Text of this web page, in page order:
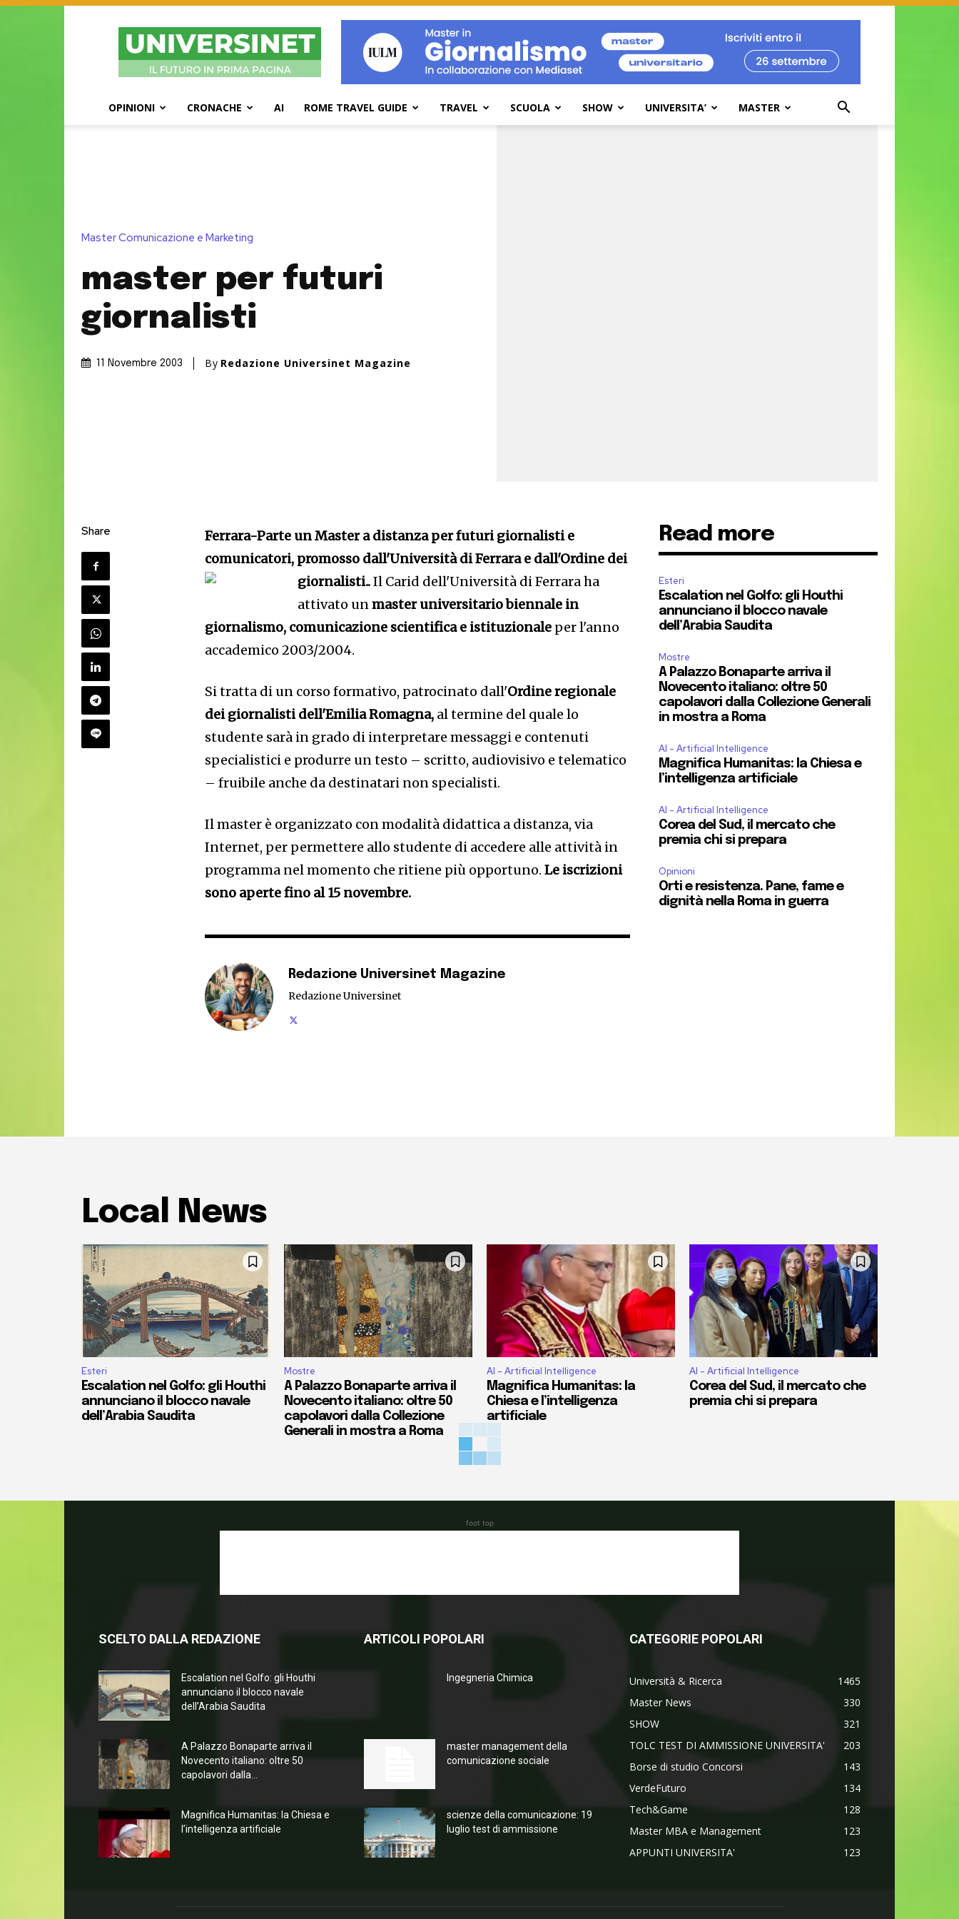
UniversiNet
Magazine
OPINIONI CRONACHE AI ROME TRAVEL GUIDE TRAVEL SCUOLA SHOW UNIVERSITA’ MASTER
Master Comunicazione e Marketing
master per futuri
giornalisti
11 Novembre 2003 By Redazione Universinet Magazine
Share
Ferrara-Parte un Master a distanza per futuri giornalisti e
comunicatori, promosso dall'Università di Ferrara e dall'Ordine dei
giornalisti..Il Carid dell'Università di Ferrara ha
attivato unmaster universitario biennale in
giornalismo, comunicazione scientifica e istituzionale per l'anno
accademico 2003/2004.
Si tratta di un corso formativo, patrocinato dall'Ordine regionale
dei giornalisti dell'Emilia Romagna, al termine del quale lo
studente sarà in grado di interpretare messaggi e contenuti
specialistici e produrre un testo – scritto, audiovisivo e telematico
– fruibile anche da destinatari non specialisti.
Il master è organizzato con modalità didattica a distanza, via
Internet, per permettere allo studente di accedere alle attività in
programma nel momento che ritiene più opportuno.Le iscrizioni
sono aperte fino al 15 novembre.
Redazione Universinet Magazine
Redazione Universinet
Read more
Esteri
Escalation nel Golfo: gli Houthi
annunciano il blocco navale
dell’Arabia Saudita
Mostre
A Palazzo Bonaparte arriva il
Novecento italiano: oltre 50
capolavori dalla Collezione Generali
in mostra a Roma
AI - Artificial Intelligence
Magnifica Humanitas: la Chiesa e
l’intelligenza artificiale
AI - Artificial Intelligence
Corea del Sud, il mercato che
premia chi si prepara
Opinioni
Orti e resistenza. Pane, fame e
dignità nella Roma in guerra
Local News
Esteri
Escalation nel Golfo: gli Houthi
annunciano il blocco navale
dell’Arabia Saudita
Mostre
A Palazzo Bonaparte arriva il
Novecento italiano: oltre 50
capolavori dalla Collezione
Generali in mostra a Roma
AI - Artificial Intelligence
Magnifica Humanitas: la
Chiesa e l’intelligenza
artificiale
AI - Artificial Intelligence
Corea del Sud, il mercato che
premia chi si prepara
foot top
SCELTO DALLA REDAZIONE
Escalation nel Golfo: gli Houthi
annunciano il blocco navale
dell’Arabia Saudita
A Palazzo Bonaparte arriva il
Novecento italiano: oltre 50
capolavori dalla...
Magnifica Humanitas: la Chiesa e
l’intelligenza artificiale
ARTICOLI POPOLARI
Ingegneria Chimica
master management della
comunicazione sociale
scienze della comunicazione: 19
luglio test di ammissione
CATEGORIE POPOLARI
Università & Ricerca
1465
Master News
330
SHOW
321
TOLC TEST DI AMMISSIONE UNIVERSITA'
203
Borse di studio Concorsi
143
VerdeFuturo
134
Tech&Game
128
Master MBA e Management
123
APPUNTI UNIVERSITA'
123